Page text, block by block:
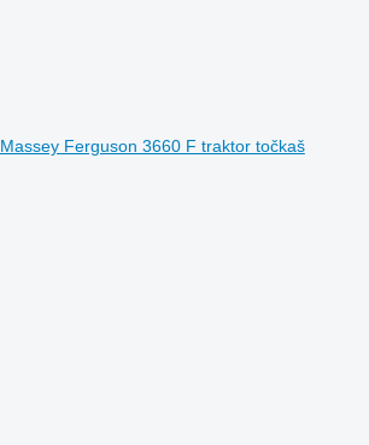
Massey Ferguson 3660 F traktor točkaš